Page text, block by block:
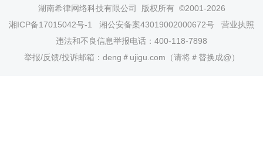
湖南希律网络科技有限公司
版权所有 ©2001-2026
湘ICP备17015042号-1
湘公安备案43019002000672号
营业执照
违法和不良信息举报电话：400-118-7898
举报/反馈/投诉邮箱：deng＃ujigu.com（请将＃替换成@）